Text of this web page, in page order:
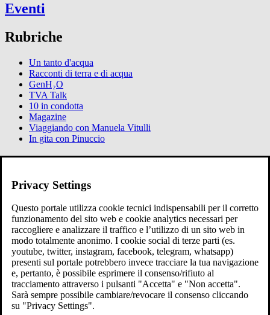
Eventi
Rubriche
Un tanto d'acqua
Racconti di terra e di acqua
GenH₂O
TVA Talk
10 in condotta
Magazine
Viaggiando con Manuela Vitulli
In gita con Pinuccio
Ci raccontiamo
Privacy Settings
Questo portale utilizza cookie tecnici indispensabili per il corretto
funzionamento del sito web e cookie analytics necessari per
raccogliere e analizzare il traffico e l’utilizzo di un sito web in
modo totalmente anonimo. I cookie social di terze parti (es.
youtube, twitter, instagram, facebook, telegram, whatsapp)
presenti sul portale potrebbero invece tracciare la tua navigazione
e, pertanto, è possibile esprimere il consenso/rifiuto al
tracciamento attraverso i pulsanti "Accetta" e "Non accetta".
Sarà sempre possibile cambiare/revocare il consenso cliccando
su "Privacy Settings".